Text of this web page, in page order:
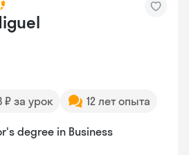
₽ за урок 12 лет опыта
degree in Business